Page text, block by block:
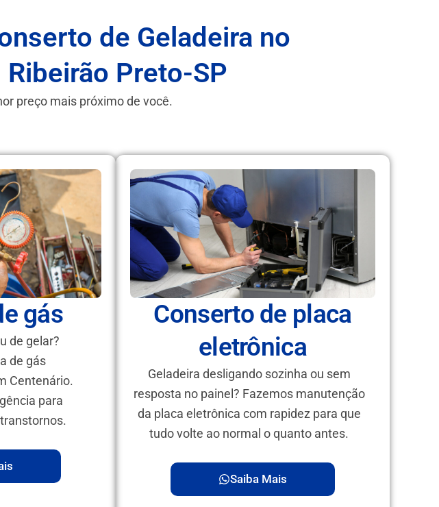
de Geladeira no
Preto-SP
preço mais próximo de você.
gás
de gelar?
de gás
Centenário.
para
Conserto de placa
eletrônica
Geladeira desligando sozinha ou sem
resposta no painel? Fazemos manutenção
da placa eletrônica com rapidez para que
tudo volte ao normal o quanto antes.
Saiba Mais